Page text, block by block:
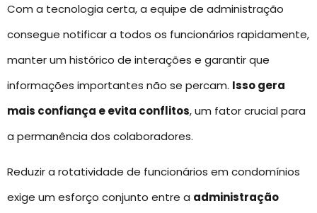
Com a tecnologia certa, a equipe de administração
consegue notificar a todos os funcionários rapidamente,
manter um histórico de interações e garantir que
informações importantes não se percam. Isso gera
mais confiança e evita conflitos, um fator crucial para
a permanência dos colaboradores.
Reduzir a rotatividade de funcionários em condomínios
exige um esforço conjunto entre a administração